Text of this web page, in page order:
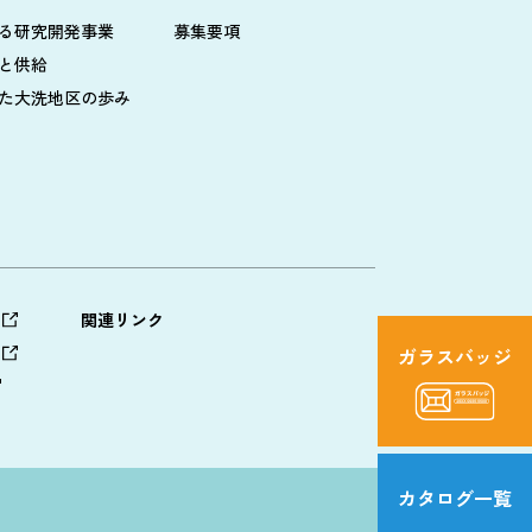
ガラスバッジ
カタログ一覧
研究開発事業
供給
大洗地区の歩み
募集要項
関連リンク